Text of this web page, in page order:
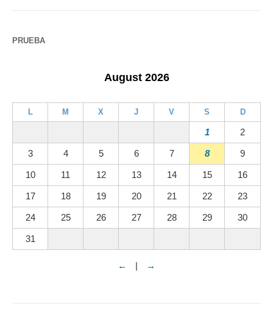
PRUEBA
August 2026
L M X J V S D
1 2
3 4 5 6 7 8 9
10 11 12 13 14 15 16
17 18 19 20 21 22 23
24 25 26 27 28 29 30
31
← →